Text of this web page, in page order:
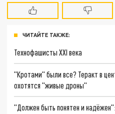
ЧИТАЙТЕ ТАКЖЕ:
Технофашисты XXI века
"Кротами" были все? Теракт в
охотятся "живые дроны"
"Должен быть понятен и